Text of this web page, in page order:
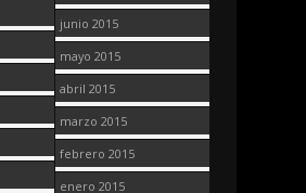
junio 2015
mayo 2015
abril 2015
marzo 2015
febrero 2015
enero 2015